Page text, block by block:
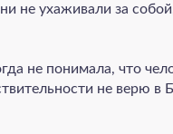
не ухаживали за
не понимала, что
не верю в